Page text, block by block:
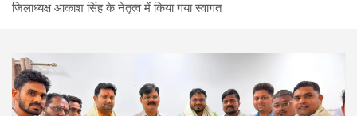
जिलाध्यक्ष आकाश सिंह के नेतृत्व में किया गया स्वागत